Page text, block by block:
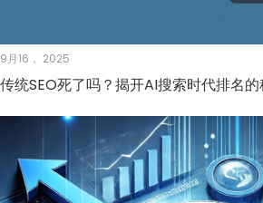
9月16， 2025
传统SEO死了吗？揭开AI搜索时代排名的